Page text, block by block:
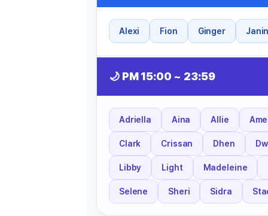
유용한영어표현
유용한영어표현
유용한영어표현
Alexi Fion Ginger
🌙 PM 15:00 ~ 23:59
Adriella Aina Allie
Clark Crissan Dhen
Libby Light Madeleine
Selene Sheri Sidra